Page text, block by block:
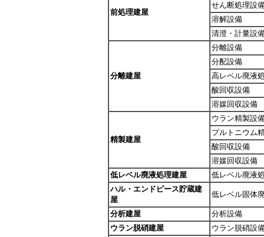
前処理建屋
せん断処理設
溶解設備
清澄・計量設
分離建屋
分離設備
分配設備
高レベル廃液
酸回収設備
溶媒回収設備
精製建屋
ウラン精製設
プルトニウム
酸回収設備
溶媒回収設備
低レベル廃液処理建屋
低レベル廃液
ハル・エンドピース貯蔵建
屋
低レベル固体
分析建屋
分析設備
ウラン脱硝建屋
ウラン脱硝設